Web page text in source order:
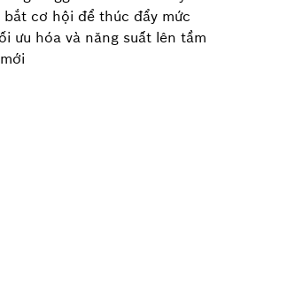
bắt cơ hội để thúc đẩy mức
ưu hóa và năng suất lên tầm